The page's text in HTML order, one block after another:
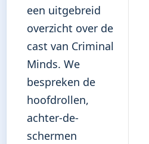
een uitgebreid
overzicht over de
cast van Criminal
Minds. We
bespreken de
hoofdrollen,
achter-de-
schermen